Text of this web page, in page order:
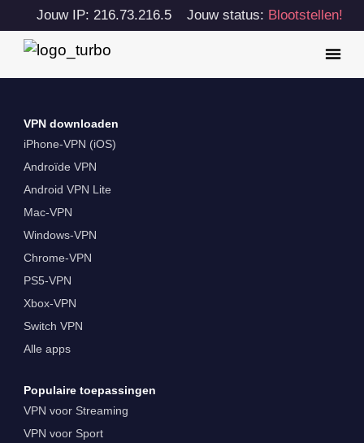
Jouw IP: 216.73.216.5 Jouw status: Blootstellen!
VPN downloaden
iPhone-VPN (iOS)
Androïde VPN
Android VPN Lite
Mac-VPN
Windows-VPN
Chrome-VPN
PS5-VPN
Xbox-VPN
Switch VPN
Alle apps
Populaire toepassingen
VPN voor Streaming
VPN voor Sport